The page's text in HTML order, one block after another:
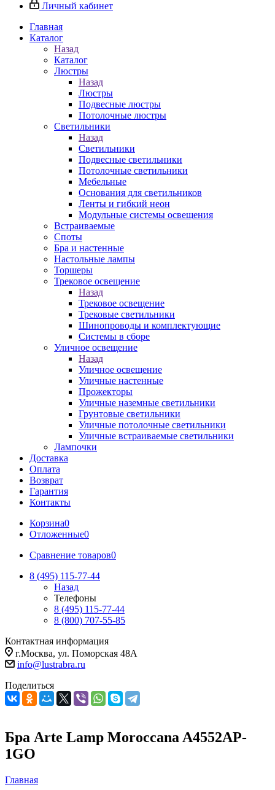
Личный кабинет
Главная
Каталог
Назад
Каталог
Люстры
Назад
Люстры
Подвесные люстры
Потолочные люстры
Светильники
Назад
Светильники
Подвесные светильники
Потолочные светильники
Мебельные
Основания для светильников
Ленты и гибкий неон
Модульные системы освещения
Встраиваемые
Споты
Бра и настенные
Настольные лампы
Торшеры
Трековое освещение
Назад
Трековое освещение
Трековые светильники
Шинопроводы и комплектующие
Системы в сборе
Уличное освещение
Назад
Уличное освещение
Уличные настенные
Прожекторы
Уличные наземные светильники
Грунтовые светильники
Уличные потолочные светильники
Уличные встраиваемые светильники
Лампочки
Доставка
Оплата
Возврат
Гарантия
Контакты
Корзина0
Отложенные0
Сравнение товаров0
8 (495) 115-77-44
Назад
Телефоны
8 (495) 115-77-44
8 (800) 707-55-85
Контактная информация
г.Москва, ул. Поморская 48А
info@lustrabra.ru
Поделиться
Бра Arte Lamp Moroccana A4552AP-
1GO
Главная